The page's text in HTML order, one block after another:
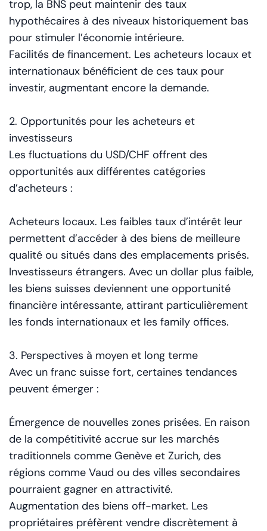
trop, la BNS peut maintenir des taux
hypothécaires à des niveaux historiquement bas
pour stimuler l’économie intérieure.
Facilités de financement. Les acheteurs locaux et
internationaux bénéficient de ces taux pour
investir, augmentant encore la demande.
2. Opportunités pour les acheteurs et
investisseurs
Les fluctuations du USD/CHF offrent des
opportunités aux différentes catégories
d’acheteurs :
Acheteurs locaux. Les faibles taux d’intérêt leur
permettent d’accéder à des biens de meilleure
qualité ou situés dans des emplacements prisés.
Investisseurs étrangers. Avec un dollar plus faible,
les biens suisses deviennent une opportunité
financière intéressante, attirant particulièrement
les fonds internationaux et les family offices.
3. Perspectives à moyen et long terme
Avec un franc suisse fort, certaines tendances
peuvent émerger :
Émergence de nouvelles zones prisées. En raison
de la compétitivité accrue sur les marchés
traditionnels comme Genève et Zurich, des
régions comme Vaud ou des villes secondaires
pourraient gagner en attractivité.
Augmentation des biens off-market. Les
propriétaires préfèrent vendre discrètement à